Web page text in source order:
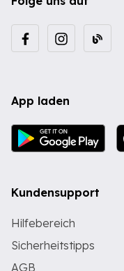
App laden
Kundensupport
Hilfebereich
Sicherheitstipps
AGB